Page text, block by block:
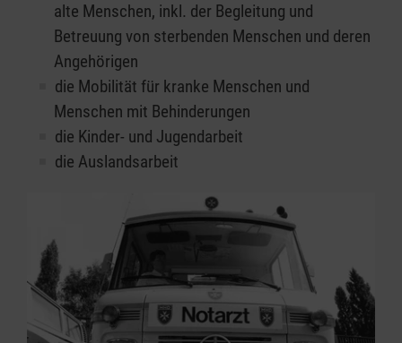
alte Menschen, inkl. der Begleitung und
Betreuung von sterbenden Menschen und deren
Angehörigen
die Mobilität für kranke Menschen und
Menschen mit Behinderungen
die Kinder- und Jugendarbeit
die Auslandsarbeit